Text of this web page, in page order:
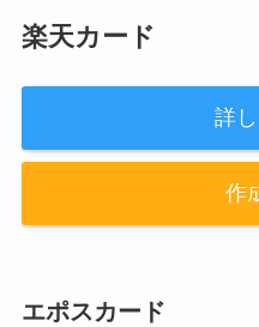
楽天カード
詳
作
エポスカード